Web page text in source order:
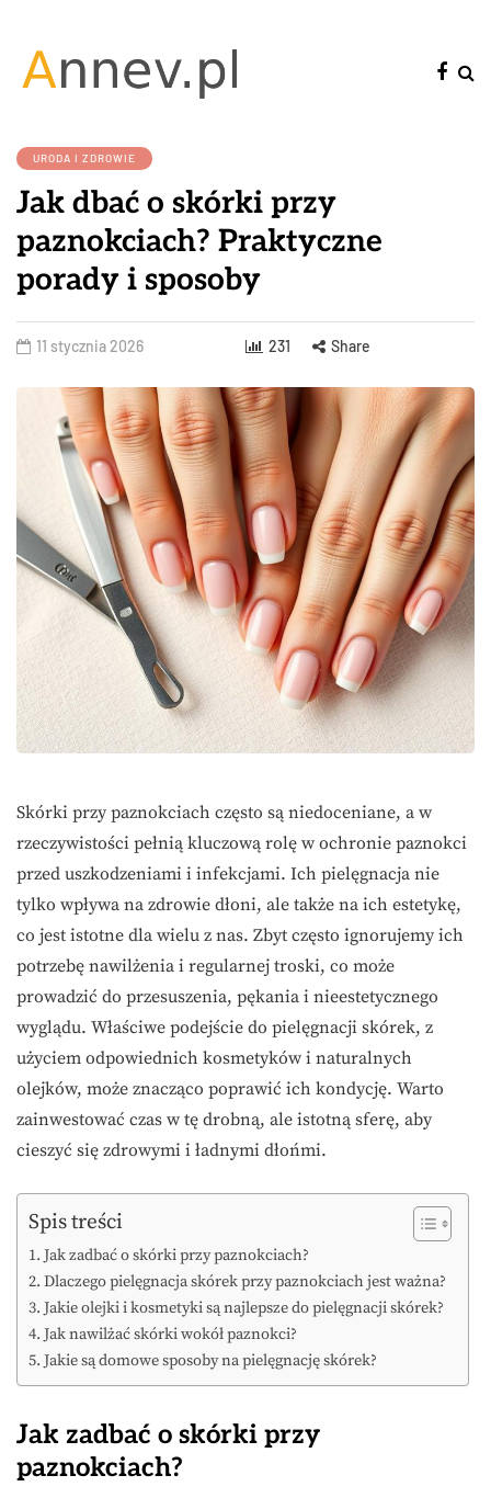
URODA I ZDROWIE
Jak dbać o skórki przy
paznokciach? Praktyczne
porady i sposoby
11 stycznia 2026 231 Share
Skórki przy paznokciach często są niedoceniane, a w
rzeczywistości pełnią kluczową rolę w ochronie paznokci
przed uszkodzeniami i infekcjami. Ich pielęgnacja nie
tylko wpływa na zdrowie dłoni, ale także na ich estetykę,
co jest istotne dla wielu z nas. Zbyt często ignorujemy ich
potrzebę nawilżenia i regularnej troski, co może
prowadzić do przesuszenia, pękania i nieestetycznego
wyglądu. Właściwe podejście do pielęgnacji skórek, z
użyciem odpowiednich kosmetyków i naturalnych
olejków, może znacząco poprawić ich kondycję. Warto
zainwestować czas w tę drobną, ale istotną sferę, aby
cieszyć się zdrowymi i ładnymi dłońmi.
Spis treści
Jak zadbać o skórki przy paznokciach?
Dlaczego pielęgnacja skórek przy paznokciach jest ważna?
Jakie olejki i kosmetyki są najlepsze do pielęgnacji skórek?
Jak nawilżać skórki wokół paznokci?
Jakie są domowe sposoby na pielęgnację skórek?
Jak zadbać o skórki przy
paznokciach?